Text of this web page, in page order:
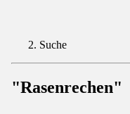
Suche
"Rasenrechen"